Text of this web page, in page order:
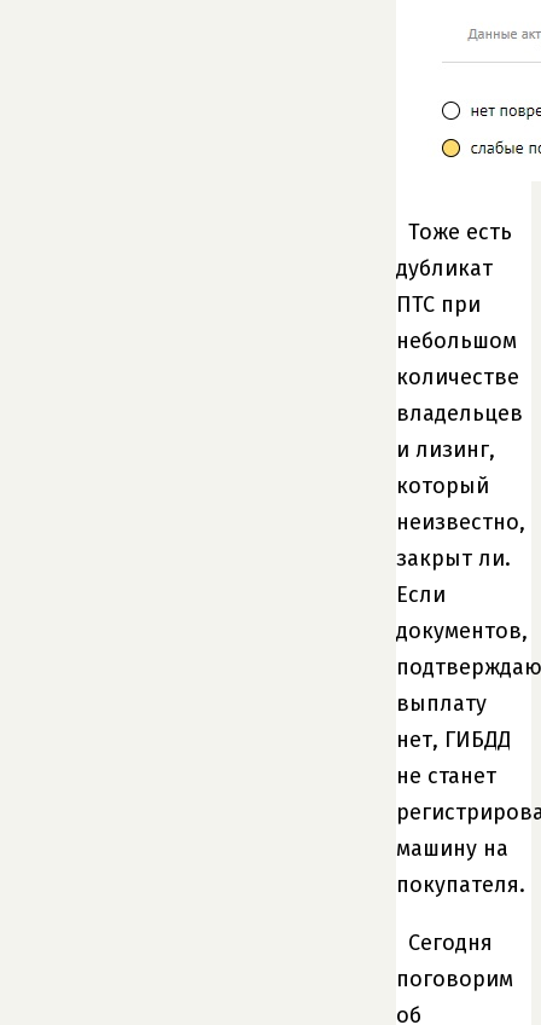
Тоже есть
дубликат
ПТС при
небольшом
количестве
владельцев
и лизинг,
который
неизвестно,
закрыт ли.
Если
документов,
выплату
нет, ГИБДД
не станет
машину на
покупателя.
Сегодня
поговорим
об